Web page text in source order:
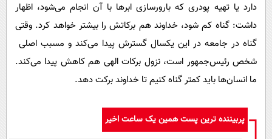
دارد یا تهیه پودری که بارورسازی ابرها با آن انجام می‌شود، اظهار
داشت: گناه کم شود، خداوند هم برکاتش را بیشتر خواهد کرد. وقتی
گناه در جامعه در این یکسال گسترش پیدا می‌کند و مسبب اصلی
شخص رئیس‌جمهور است، نزول برکات الهی هم کاهش پیدا می‌کند.
ما انسان‌ها باید کمتر گناه کنیم تا خداوند برکت دهد.
پربیننده ترین پست همین یک ساعت اخیر